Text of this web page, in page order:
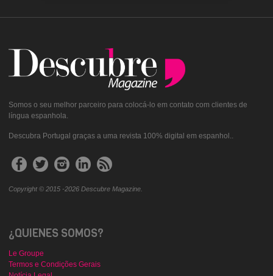
Somos o seu melhor parceiro para colocá-lo em contato com clientes de
língua espanhola.
Descubra Portugal graças a uma revista 100% digital em espanhol..
Copyright © 2015 -2026 Descubre Magazine.
¿QUIENES SOMOS?
Le Groupe
Termos e Condições Gerais